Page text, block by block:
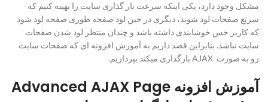
مشکل وجود دارد، یکی اینکه سرعت بار گذاری سایت را بهینه کنیم که
سریع صفحات لود شوند، دیگری در حین لود صفحه طوری صفحه لود شود
که کاربر حس خوشایندی داشته باشد و چندان منتظر لود شدن صفحات
سایت نباشد. بنابراین قصد داریم به آموزش افزونه ای که صفحات سایت
رو به صورت AJAX بارگذاری میکند بپردازیم.
آموزش افزونه Advanced AJAX Page